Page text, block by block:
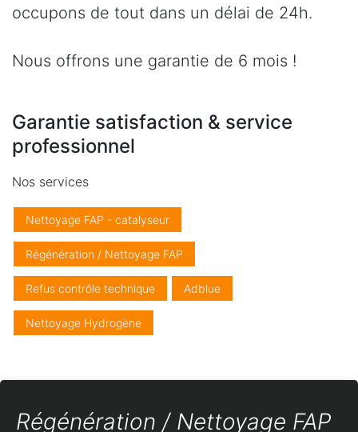
occupons de tout dans un délai de 24h.
Nous offrons une garantie de 6 mois !
Garantie satisfaction & service
professionnel
Nos services
Nettoyage FAP - catalyseur
Régénération / Nettoyage FAP
Refus contrôle technique Adblue
Nettoyage Hydrogène
Régénération / Nettoyage FAP